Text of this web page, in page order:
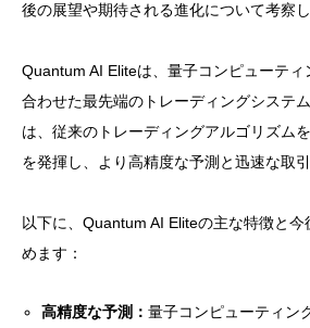
後の展望や期待される進化について考察し
Quantum AI Eliteは、量子コンピューテ
合わせた最先端のトレーディングシステ
は、従来のトレーディングアルゴリズム
を発揮し、より高精度な予測と迅速な取
以下に、Quantum AI Eliteの主な特徴と今
めます：
高精度な予測：量子コンピューティン